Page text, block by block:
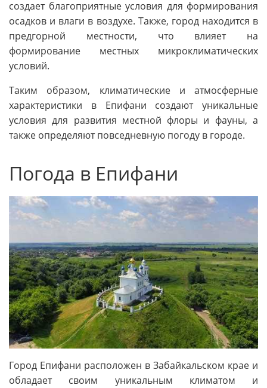
создает благоприятные условия для формирования
осадков и влаги в воздухе. Также, город находится в
предгорной местности, что влияет на
формирование местных микроклиматических
условий.
Таким образом, климатические и атмосферные
характеристики в Епифани создают уникальные
условия для развития местной флоры и фауны, а
также определяют повседневную погоду в городе.
Погода в Епифани
Город Епифани расположен в Забайкальском крае и
обладает своим уникальным климатом и